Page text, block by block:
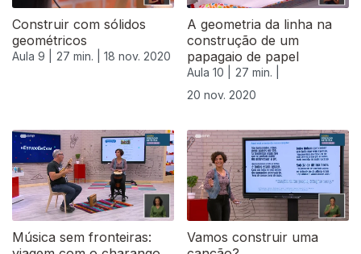
Construir com sólidos
geométricos
Aula 9 | 27 min. | 18 nov. 2020
A geometria da linha na
construção de um
papagaio de papel
Aula 10 |
27 min. |
20 nov. 2020
Música sem fronteiras:
Vamos construir uma
508674